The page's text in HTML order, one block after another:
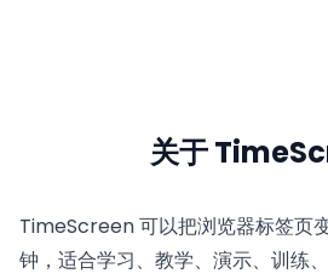
关于
TimeScreen 可以把浏览器标签页
钟，适合学习、教学、演示、训练